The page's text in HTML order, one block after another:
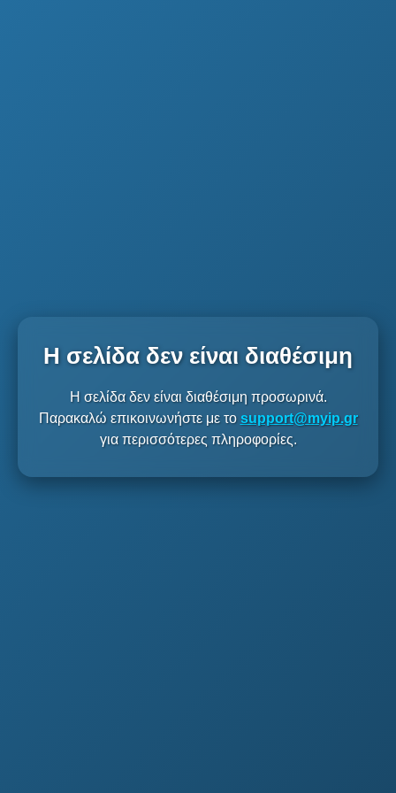
Η σελίδα δεν είναι διαθέσιμη
Η σελίδα δεν είναι διαθέσιμη προσωρινά.
Παρακαλώ επικοινωνήστε με το support@myip.gr
για περισσότερες πληροφορίες.